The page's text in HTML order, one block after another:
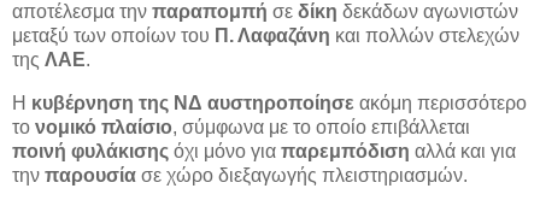
αποτέλεσμα την παραπομπή σε δίκη δεκάδων αγωνιστών
μεταξύ των οποίων του Π. Λαφαζάνη και πολλών στελεχών
της ΛΑΕ.
Η κυβέρνηση της ΝΔ αυστηροποίησε ακόμη περισσότερο
το νομικό πλαίσιο, σύμφωνα με το οποίο επιβάλλεται
ποινή φυλάκισης όχι μόνο για παρεμπόδιση αλλά και για
την παρουσία σε χώρο διεξαγωγής πλειστηριασμών.